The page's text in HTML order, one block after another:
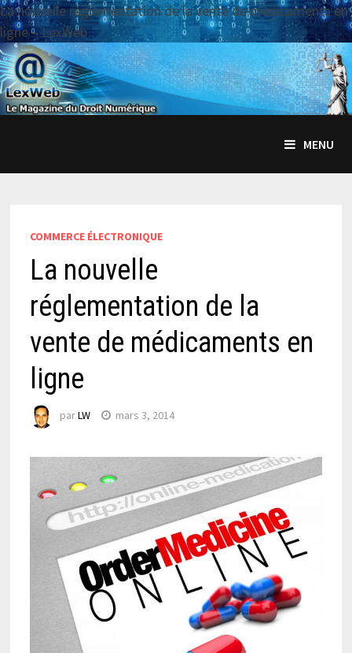
La nouvelle réglementation de la vente de médicaments en
ligne – LexWeb
Passer
au
contenu
MENU
COMMERCE ÉLECTRONIQUE
La nouvelle
réglementation de la
vente de médicaments en
ligne
parLW mars 3, 2014